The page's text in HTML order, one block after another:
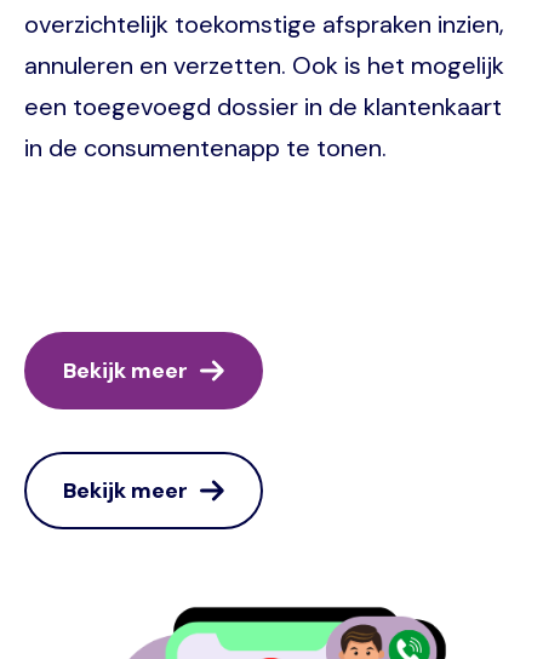
overzichtelijk toekomstige afspraken inzien,
annuleren en verzetten. Ook is het mogelijk
een toegevoegd dossier in de klantenkaart
in de consumentenapp te tonen.
Bekijk meer
Bekijk meer